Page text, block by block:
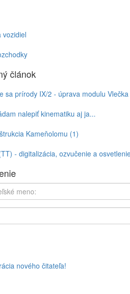
vozidiel
článok
sa prírody IX/2 - úprava modulu
nalepiť kinematiku aj ja...
Kameňolomu (1)
- digitalizácia, ozvučenie a
nového čitateľa!